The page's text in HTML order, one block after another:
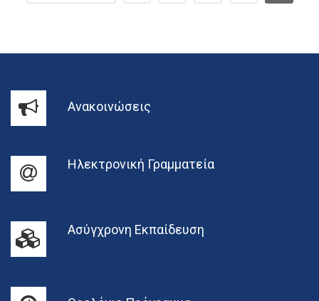
Ανακοινώσεις
Ηλεκτρονική Γραμματεία
Ασύγχρονη Εκπαίδευση